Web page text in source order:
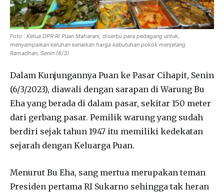
Foto : Ketua DPR RI Puan Maharani, diserbu para pedagang untuk,
menyampaikan keluhan kenaikan harga kebutuhan pokok menjelang
Ramadhan, Senin (6/3)
Dalam Kunjungannya Puan ke Pasar Cihapit, Senin
(6/3/2023), diawali dengan sarapan di Warung Bu
Eha yang berada di dalam pasar, sekitar 150 meter
dari gerbang pasar. Pemilik warung yang sudah
berdiri sejak tahun 1947 itu memiliki kedekatan
sejarah dengan Keluarga Puan.
Menurut Bu Eha, sang mertua merupakan teman
Presiden pertama RI Sukarno sehingga tak heran